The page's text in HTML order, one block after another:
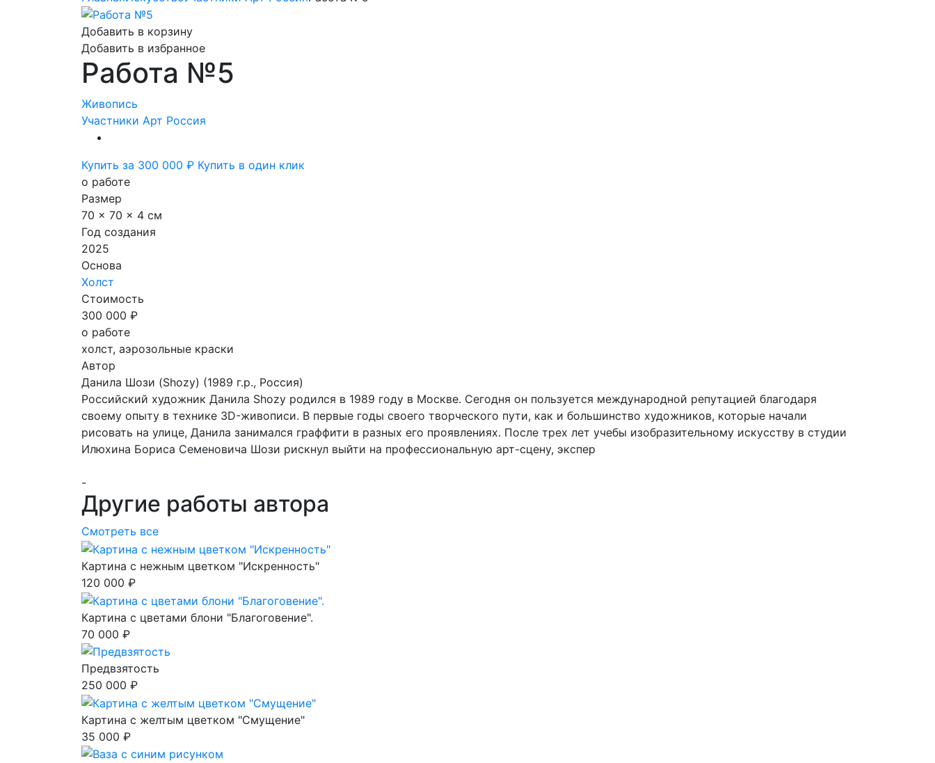
Добавить в корзину
Добавить в избранное
Работа №5
Живопись
Участники Арт Россия
Купить за 300 000 ₽ Купить в один клик
о работе
Размер
70 x 70 x 4 см
Год создания
2025
Основа
Холст
Стоимость
300 000 ₽
о работе
холст, аэрозольные краски
Автор
Данила Шози (Shozy) (1989 г.р., Россия)
Российский художник Данила Shozy родился в 1989 году в Москве. Сегодня он пользуется международной репутацией благодаря
своему опыту в технике 3D-живописи. В первые годы своего творческого пути, как и большинство художников, которые начали
рисовать на улице, Данила занимался граффити в разных его проявлениях. После трех лет учебы изобразительному искусству в студии
Илюхина Бориса Семеновича Шози рискнул выйти на профессиональную арт-сцену, экспер
-
Другие работы автора
Смотреть все
Картина с нежным цветком "Искренность"
120 000 ₽
Картина с цветами блони "Благоговение".
70 000 ₽
Предвзятость
250 000 ₽
Картина с желтым цветком "Смущение"
35 000 ₽